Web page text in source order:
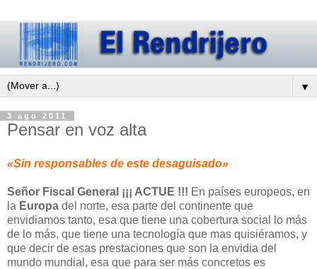
▼
3 ago 2011
Pensar en voz alta
«Sin responsables de este desaguisado»
Señor Fiscal General ¡¡¡ ACTUE !!! En países europeos, en
la Europa del norte, esa parte del continente que
envidiamos tanto, esa que tiene una cobertura social lo más
de lo más, que tiene una tecnología que mas quisiéramos, y
que decir de esas prestaciones que son la envidia del
mundo mundial, esa que para ser más concretos es